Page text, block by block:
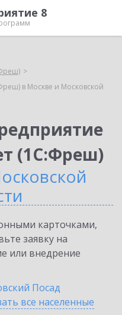
8
в Москве и Московской
(1С:Фреш)
карточками,
заявку на
или внедрение
Посад
все населенные